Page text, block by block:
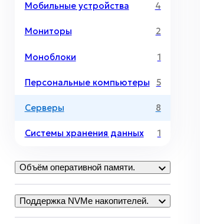
Мобильные устройства 4
Мониторы 2
Моноблоки 1
Персональные компьютеры 5
Серверы 8
Системы хранения данных 1
Объём оперативной памяти.
Поддержка NVMe накопителей.